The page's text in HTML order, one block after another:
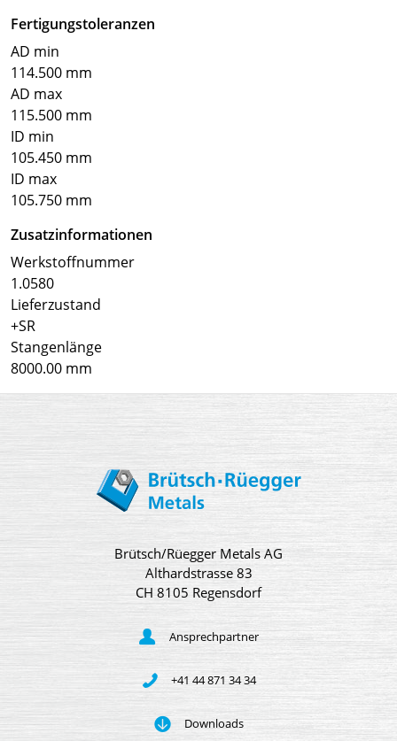
Fertigungstoleranzen
AD min
114.500 mm
AD max
115.500 mm
ID min
105.450 mm
ID max
105.750 mm
Zusatzinformationen
Werkstoffnummer
1.0580
Lieferzustand
+SR
Stangenlänge
8000.00 mm
Brütsch/Rüegger Metals AG
Althardstrasse 83
CH 8105 Regensdorf
Ansprechpartner
+41 44 871 34 34
Downloads